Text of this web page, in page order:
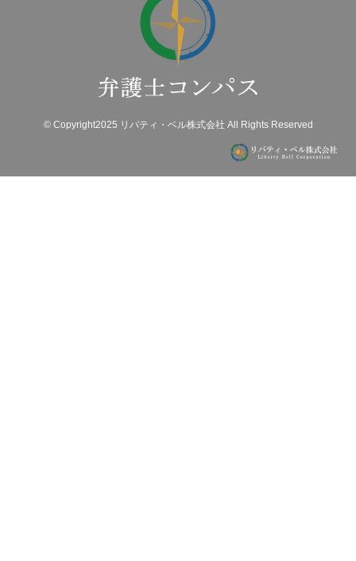
© Copyright2025 リバティ・ベル株式会社 All Rights Reserved